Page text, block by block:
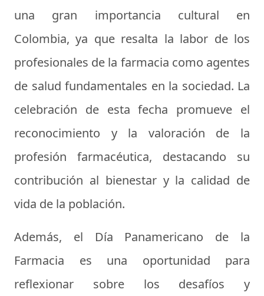
una gran importancia cultural en
Colombia, ya que resalta la labor de los
profesionales de la farmacia como agentes
de salud fundamentales en la sociedad. La
celebración de esta fecha promueve el
reconocimiento y la valoración de la
profesión farmacéutica, destacando su
contribución al bienestar y la calidad de
vida de la población.
Además, el Día Panamericano de la
Farmacia es una oportunidad para
reflexionar sobre los desafíos y